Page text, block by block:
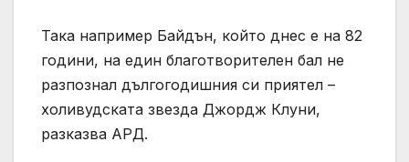
Така например Байдън, който днес е на 82
години, на един благотворителен бал не
разпознал дългогодишния си приятел –
холивудската звезда Джордж Клуни,
разказва АРД.